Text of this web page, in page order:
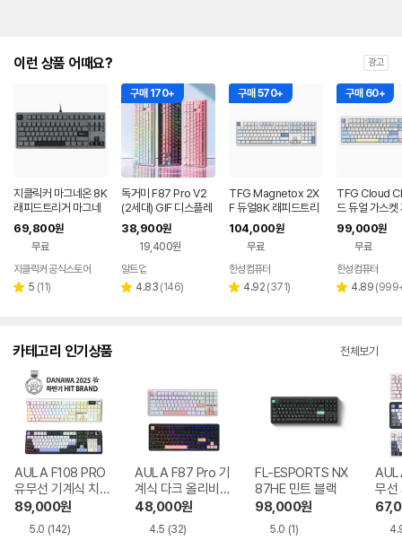
이런 상품 어때요? 광고
지클릭커 마그네온 8K
래피드트리거 마그네
틱 자석축 텐키리스 게
이밍 기계식 키보드 G
RT87 문스톤그레이
레이저자몽 37g
69,800원
무료
지클릭커 공식스토어
별 5 리
(11)
구매 170+
독거미 F87 Pro V2
(2세대) GIF 디스플레
이 AULA 기계식 키보
드 코럴축
38,900원
19,400원
알트업
별 4.83 리
(146)
구매 570+
TFG Magnetox 2X
F 듀얼8K 래피드트리
거 자석축 게이밍 키보
드 그레이레이니, PO
LARIS2 SILENT, 35
g
104,000원
무료
한성컴퓨터
별 4.92 리
(371)
구매 60+
TFG Cloud
드 듀얼 가스켓
사무용 기계식
코튼캔디, 핑크
독 40g_넌클릭
99,000원
무료
한성컴퓨터
별 4.89 리
(
카테고리 인기상품 전체보기
AULA F108 PRO
유무선 기계식 치즈
화이트 한글
89,000원
5.0 (142)
AULA F87 Pro 기
계식 다크 올리비아
한글
48,000원
4.5 (32)
FL-ESPORTS NX
87HE 민트 블랙
98,000원
5.0 (1)
무선
블랙